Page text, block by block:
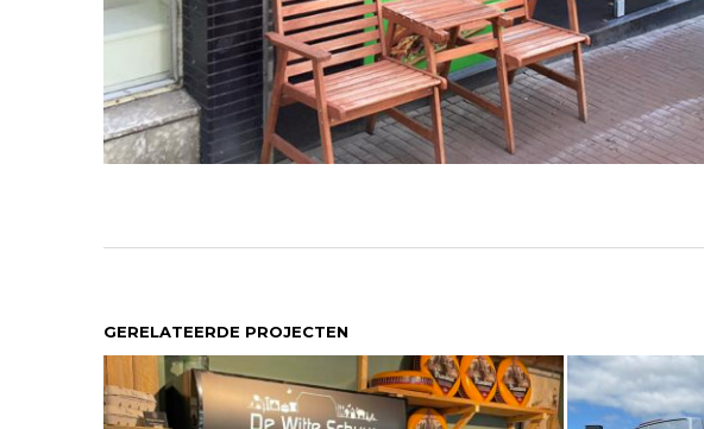
GERELATEERDE PROJECTEN